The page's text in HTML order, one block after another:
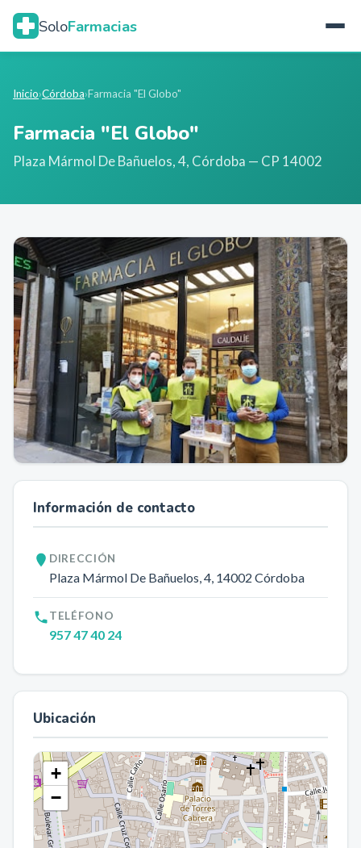
SoloFarmacias
Inicio›Córdoba›Farmacia "El Globo"
Farmacia "El Globo"
Plaza Mármol De Bañuelos, 4, Córdoba — CP 14002
Información de contacto
DIRECCIÓN
Plaza Mármol De Bañuelos, 4, 14002 Córdoba
TELÉFONO
957 47 40 24
Ubicación
+
−